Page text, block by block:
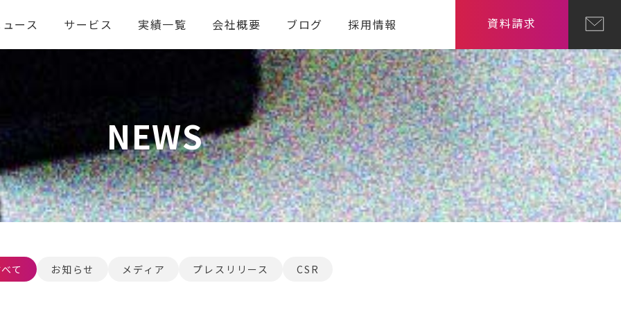
ース サービス 実績一覧 会社概要 ブログ 採用情報 資料請求
NEWS
て お知らせ メディア プレスリリース CSR